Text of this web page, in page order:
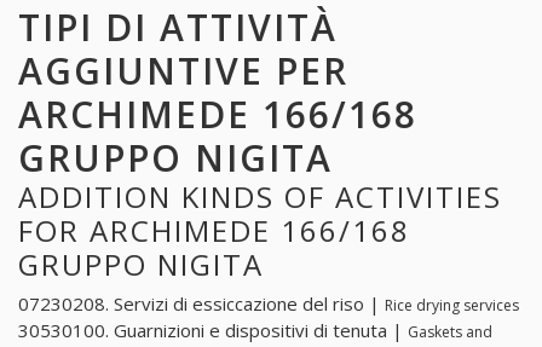
TIPI DI ATTIVITÀ
AGGIUNTIVE PER
ARCHIMEDE 166/168
GRUPPO NIGITA
ADDITION KINDS OF ACTIVITIES
FOR ARCHIMEDE 166/168
GRUPPO NIGITA
07230208. Servizi di essiccazione del riso | Rice drying services
30530100. Guarnizioni e dispositivi di tenuta | Gaskets and